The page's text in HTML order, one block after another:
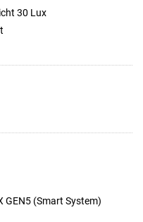
30 Lux
GEN5 (Smart System)